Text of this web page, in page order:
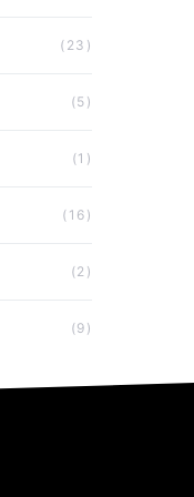
(23)
(5)
(1)
(16)
(2)
(9)